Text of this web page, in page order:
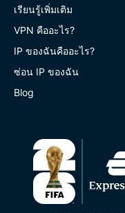
เรียนรู้เพิ่มเติม
VPN คืออะไร?
IP ของฉันคืออะไร?
ซ่อน IP ของฉัน
Blog